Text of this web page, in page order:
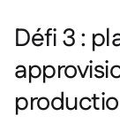
Défi 3 :